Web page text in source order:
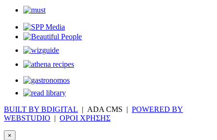
BUILT BY BDIGITAL | ADA CMS | POWERED BY
WEBSTUDIO | ΟΡΟΙ ΧΡΗΣΗΣ
×